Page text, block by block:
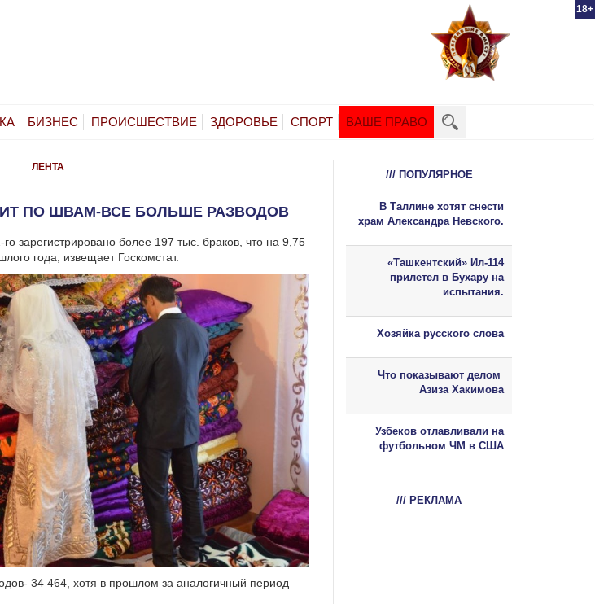
18+
БИЗНЕС ПРОИСШЕСТВИЕ ЗДОРОВЬЕ СПОРТ ВАШЕ ПРАВО
ЛЕНТА
ПО ШВАМ-ВСЕ БОЛЬШЕ РАЗВОДОВ
зарегистрировано более 197 тыс. браков, что на 9,75
года, извещает Госкомстат.
34 464, хотя в прошлом за аналогичный период
/// ПОПУЛЯРНОЕ
В Таллине хотят снести
храм Александра Невского.
«Ташкентский» Ил-114
прилетел в Бухару на
испытания.
Хозяйка русского слова
Что показывают делом
Азиза Хакимова
Узбеков отлавливали на
футбольном ЧМ в США
/// РЕКЛАМА